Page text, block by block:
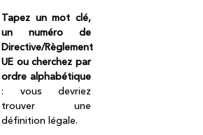
Tapez un mot clé,
un numéro de
Directive/Règlement
UE ou cherchez par
ordre alphabétique
: vous devriez
trouver une
définition légale.